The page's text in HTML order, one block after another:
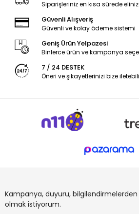
Siparişleriniz en kısa sürede
Güvenli Alışveriş
Güvenli ve kolay ödeme sistemi
Geniş Ürün Yelpazesi
Binlerce ürün ve kampanya
7 / 24 DESTEK
Öneri ve şikayetlerinizi bize
Kampanya, duyuru,
olmak istiyorum.